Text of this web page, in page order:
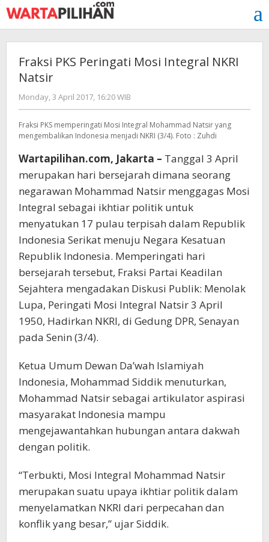
Skip
to
content
Fraksi PKS Peringati Mosi Integral NKRI
Natsir
Monday, 3 April 2017, 16:20 WIB
redaksi
Fraksi PKS memperingati Mosi Integral Mohammad Natsir yang
mengembalikan Indonesia menjadi NKRI (3/4). Foto : Zuhdi
Wartapilihan.com, Jakarta – Tanggal 3 April
merupakan hari bersejarah dimana seorang
negarawan Mohammad Natsir menggagas Mosi
Integral sebagai ikhtiar politik untuk
menyatukan 17 pulau terpisah dalam Republik
Indonesia Serikat menuju Negara Kesatuan
Republik Indonesia. Memperingati hari
bersejarah tersebut, Fraksi Partai Keadilan
Sejahtera mengadakan Diskusi Publik: Menolak
Lupa, Peringati Mosi Integral Natsir 3 April
1950, Hadirkan NKRI, di Gedung DPR, Senayan
pada Senin (3/4).
Ketua Umum Dewan Da’wah Islamiyah
Indonesia, Mohammad Siddik menuturkan,
Mohammad Natsir sebagai artikulator aspirasi
masyarakat Indonesia mampu
mengejawantahkan hubungan antara dakwah
dengan politik.
“Terbukti, Mosi Integral Mohammad Natsir
merupakan suatu upaya ikhtiar politik dalam
menyelamatkan NKRI dari perpecahan dan
konflik yang besar,” ujar Siddik.